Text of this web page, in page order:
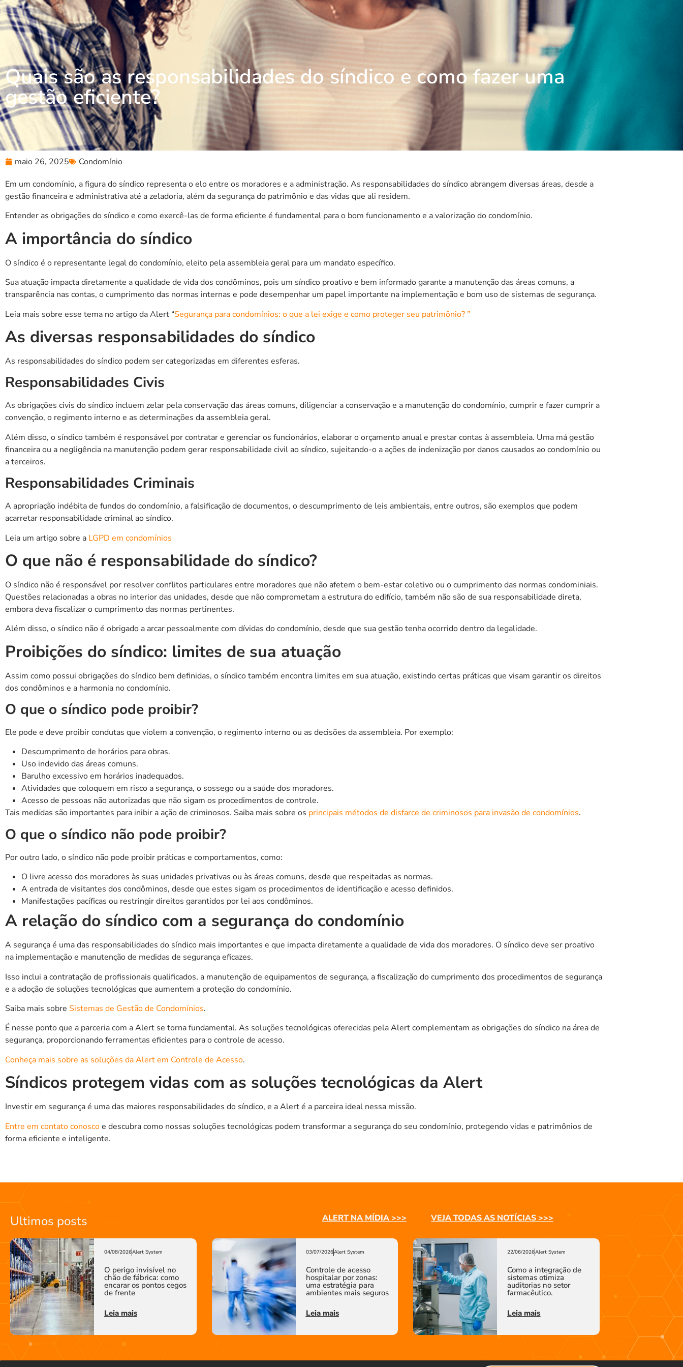
Quais são as responsabilidades do síndico e como fazer uma
gestão eficiente?
maio 26, 2025
Condomínio
Em um condomínio, a figura do síndico representa o elo entre os moradores e a administração. As responsabilidades do síndico abrangem diversas áreas, desde a
gestão financeira e administrativa até a zeladoria, além da segurança do patrimônio e das vidas que ali residem.
Entender as obrigações do síndico e como exercê-las de forma eficiente é fundamental para o bom funcionamento e a valorização do condomínio.
A importância do síndico
O síndico é o representante legal do condomínio, eleito pela assembleia geral para um mandato específico.
Sua atuação impacta diretamente a qualidade de vida dos condôminos, pois um síndico proativo e bem informado garante a manutenção das áreas comuns, a
transparência nas contas, o cumprimento das normas internas e pode desempenhar um papel importante na implementação e bom uso de sistemas de segurança.
Leia mais sobre esse tema no artigo da Alert “Segurança para condomínios: o que a lei exige e como proteger seu patrimônio? ”
As diversas responsabilidades do síndico
As responsabilidades do síndico podem ser categorizadas em diferentes esferas.
Responsabilidades Civis
As obrigações civis do síndico incluem zelar pela conservação das áreas comuns, diligenciar a conservação e a manutenção do condomínio, cumprir e fazer cumprir a
convenção, o regimento interno e as determinações da assembleia geral.
Além disso, o síndico também é responsável por contratar e gerenciar os funcionários, elaborar o orçamento anual e prestar contas à assembleia. Uma má gestão
financeira ou a negligência na manutenção podem gerar responsabilidade civil ao síndico, sujeitando-o a ações de indenização por danos causados ao condomínio ou
a terceiros.
Responsabilidades Criminais
A apropriação indébita de fundos do condomínio, a falsificação de documentos, o descumprimento de leis ambientais, entre outros, são exemplos que podem
acarretar responsabilidade criminal ao síndico.
Leia um artigo sobre a LGPD em condomínios
O que não é responsabilidade do síndico?
O síndico não é responsável por resolver conflitos particulares entre moradores que não afetem o bem-estar coletivo ou o cumprimento das normas condominiais.
Questões relacionadas a obras no interior das unidades, desde que não comprometam a estrutura do edifício, também não são de sua responsabilidade direta,
embora deva fiscalizar o cumprimento das normas pertinentes.
Além disso, o síndico não é obrigado a arcar pessoalmente com dívidas do condomínio, desde que sua gestão tenha ocorrido dentro da legalidade.
Proibições do síndico: limites de sua atuação
Assim como possui obrigações do síndico bem definidas, o síndico também encontra limites em sua atuação, existindo certas práticas que visam garantir os direitos
dos condôminos e a harmonia no condomínio.
O que o síndico pode proibir?
Ele pode e deve proibir condutas que violem a convenção, o regimento interno ou as decisões da assembleia. Por exemplo:
Descumprimento de horários para obras.
Uso indevido das áreas comuns.
Barulho excessivo em horários inadequados.
Atividades que coloquem em risco a segurança, o sossego ou a saúde dos moradores.
Acesso de pessoas não autorizadas que não sigam os procedimentos de controle.
Tais medidas são importantes para inibir a ação de criminosos. Saiba mais sobre os principais métodos de disfarce de criminosos para invasão de condomínios.
O que o síndico não pode proibir?
Por outro lado, o síndico não pode proibir práticas e comportamentos, como:
O livre acesso dos moradores às suas unidades privativas ou às áreas comuns, desde que respeitadas as normas.
A entrada de visitantes dos condôminos, desde que estes sigam os procedimentos de identificação e acesso definidos.
Manifestações pacíficas ou restringir direitos garantidos por lei aos condôminos.
A relação do síndico com a segurança do condomínio
A segurança é uma das responsabilidades do síndico mais importantes e que impacta diretamente a qualidade de vida dos moradores. O síndico deve ser proativo
na implementação e manutenção de medidas de segurança eficazes.
Isso inclui a contratação de profissionais qualificados, a manutenção de equipamentos de segurança, a fiscalização do cumprimento dos procedimentos de segurança
e a adoção de soluções tecnológicas que aumentem a proteção do condomínio.
Saiba mais sobre Sistemas de Gestão de Condomínios.
É nesse ponto que a parceria com a Alert se torna fundamental. As soluções tecnológicas oferecidas pela Alert complementam as obrigações do síndico na área de
segurança, proporcionando ferramentas eficientes para o controle de acesso.
Conheça mais sobre as soluções da Alert em Controle de Acesso.
Síndicos protegem vidas com as soluções tecnológicas da Alert
Investir em segurança é uma das maiores responsabilidades do síndico, e a Alert é a parceira ideal nessa missão.
Entre em contato conoscoe descubra como nossas soluções tecnológicas podem transformar a segurança do seu condomínio, protegendo vidas e patrimônios de
forma eficiente e inteligente.
Ultimos posts ALERT NA MÍDIA >>> VEJA TODAS AS NOTÍCIAS >>>
04/08/2026Alert System
O perigo invisível no
chão de fábrica: como
encarar os pontos cegos
de frente
Leia mais
03/07/2026Alert System
Controle de acesso
hospitalar por zonas:
uma estratégia para
ambientes mais seguros
Leia mais
22/06/2026Alert System
Como a integração de
sistemas otimiza
auditorias no setor
farmacêutico.
Leia mais